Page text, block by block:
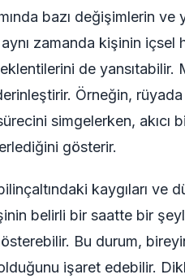
bazı değişimlerin ve
zamanda kişinin içsel
de yansıtabilir.
Örneğin,
simgelerken, akıcı
gösterir.
kaygıları ve
belirli bir saatte bir
Bu durum,
işaret edebilir.